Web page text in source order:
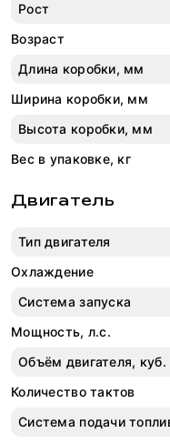
Рост
Возраст
Длина коробки, мм
Ширина коробки, мм
Высота коробки, мм
Вес в упаковке, кг
Двигатель
Тип двигателя
Охлаждение
Система запуска
Мощность, л.с.
Объём двигателя, куб.
Количество тактов
Система подачи